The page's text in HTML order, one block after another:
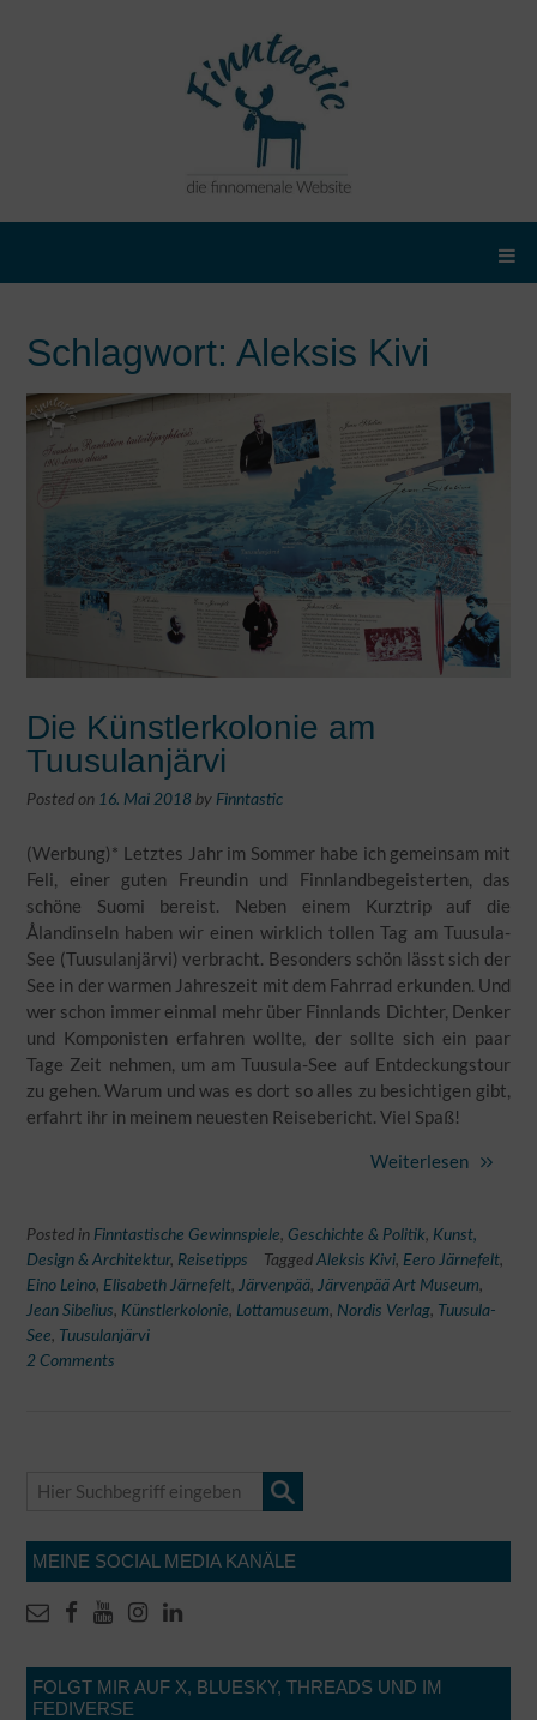
Schlagwort: Aleksis Kivi
Die Künstlerkolonie am
Tuusulanjärvi
Posted on 16. Mai 2018 by Finntastic
(Werbung)* Letztes Jahr im Sommer habe ich gemeinsam mit
Feli, einer guten Freundin und Finnlandbegeisterten, das
schöne Suomi bereist. Neben einem Kurztrip auf die
Ålandinseln haben wir einen wirklich tollen Tag am Tuusula-
See (Tuusulanjärvi) verbracht. Besonders schön lässt sich der
See in der warmen Jahreszeit mit dem Fahrrad erkunden. Und
wer schon immer einmal mehr über Finnlands Dichter, Denker
und Komponisten erfahren wollte, der sollte sich ein paar
Tage Zeit nehmen, um am Tuusula-See auf Entdeckungstour
zu gehen. Warum und was es dort so alles zu besichtigen gibt,
erfahrt ihr in meinem neuesten Reisebericht. Viel Spaß!
Weiterlesen
Posted in Finntastische Gewinnspiele, Geschichte & Politik, Kunst,
Design & Architektur, Reisetipps Tagged Aleksis Kivi, Eero Järnefelt,
Eino Leino, Elisabeth Järnefelt, Järvenpää, Järvenpää Art Museum,
Jean Sibelius, Künstlerkolonie, Lottamuseum, Nordis Verlag, Tuusula-
See, Tuusulanjärvi
2 Comments
MEINE SOCIAL MEDIA KANÄLE
FOLGT MIR AUF X, BLUESKY, THREADS UND IM
FEDIVERSE